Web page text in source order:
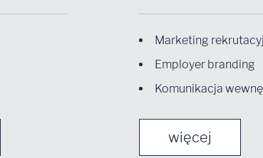
Marketing
Employer branding
Komunikacja
więcej